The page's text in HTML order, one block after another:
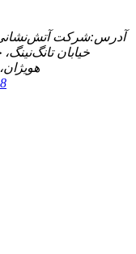
آدرس:شرکت آتش‌نشانی